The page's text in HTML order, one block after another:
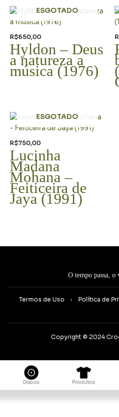
ESGOTADO
R$650,00
Hyldon – Deus
a natureza a
música (1976)
ESGOTADO
R$750,00
Lucinha
Madana
Mohana –
Feiticeira de
Jaya (1991)
O tempo passa, o
Termos de Uso Política de
Copyright © 2024
Discos Produtos